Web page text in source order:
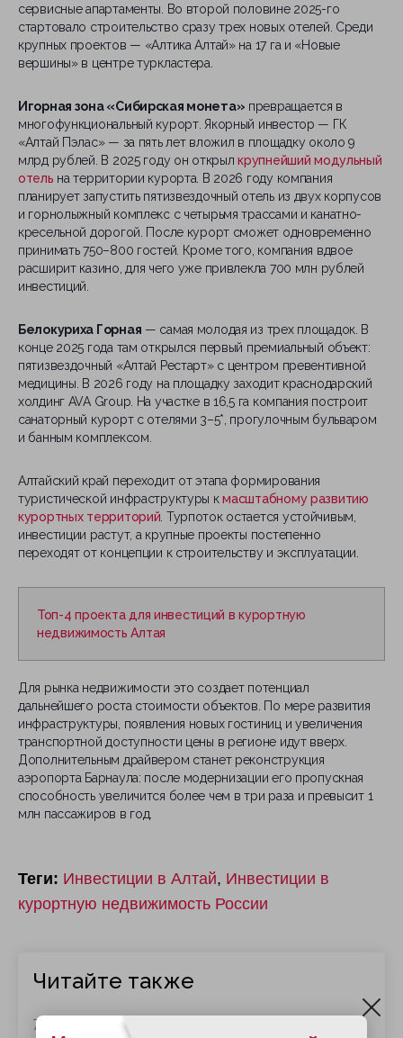
сервисные апартаменты. Во второй половине 2025-го
стартовало строительство сразу трех новых отелей. Среди
крупных проектов — «Алтика Алтай» на 17 га и «Новые
вершины» в центре туркластера.
Игорная зона «Сибирская монета» превращается в
многофункциональный курорт. Якорный инвестор — ГК
«Алтай Пэлас» — за пять лет вложил в площадку около 9
млрд рублей. В 2025 году он открылкрупнейший модульный
отель на территории курорта. В 2026 году компания
планирует запустить пятизвездочный отель из двух корпусов
и горнолыжный комплекс с четырьмя трассами и канатно-
кресельной дорогой. После курорт сможет одновременно
принимать 750–800 гостей. Кроме того, компания вдвое
расширит казино, для чего уже привлекла 700 млн рублей
инвестиций.
Белокуриха Горная — самая молодая из трех площадок. В
конце 2025 года там открылся первый премиальный объект:
пятизвездочный «Алтай Рестарт» с центром превентивной
медицины. В 2026 году на площадку заходит краснодарский
холдинг AVA Group. На участке в 16,5 га компания построит
санаторный курорт с отелями 3–5*, прогулочным бульваром
и банным комплексом.
Алтайский край переходит от этапа формирования
туристической инфраструктуры кмасштабному развитию
курортных территорий . Турпоток остается устойчивым,
инвестиции растут, а крупные проекты постепенно
переходят от концепции к строительству и эксплуатации.
Топ-4 проекта для инвестиций в курортную
недвижимость Алтая
Для рынка недвижимости это создает потенциал
дальнейшего роста стоимости объектов. По мере развития
инфраструктуры, появления новых гостиниц и увеличения
транспортной доступности цены в регионе идут вверх.
Дополнительным драйвером станет реконструкция
аэропорта Барнаула: после модернизации его пропускная
способность увеличится более чем в три раза и превысит 1
млн пассажиров в год.
Теги: Инвестиции в Алтай, Инвестиции в
курортную недвижимость России
Читайте также
7 августа 2026 г